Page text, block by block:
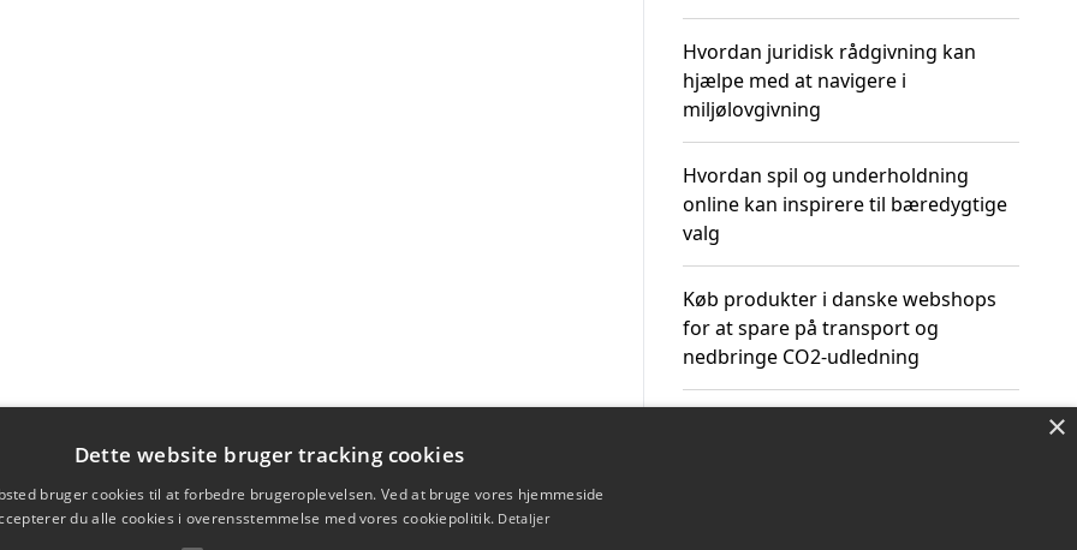
Hvordan juridisk rådgivning kan
hjælpe med at navigere i
miljølovgivning
Hvordan spil og underholdning
online kan inspirere til bæredygtige
valg
Køb produkter i danske webshops
for at spare på transport og
nedbringe CO2-udledning
×
Dette website bruger tracking cookies
bruger cookies til at forbedre brugeroplevelsen. Ved at bruge vores hjemmeside
du alle cookies i overensstemmelse med vores cookiepolitik. Detaljer